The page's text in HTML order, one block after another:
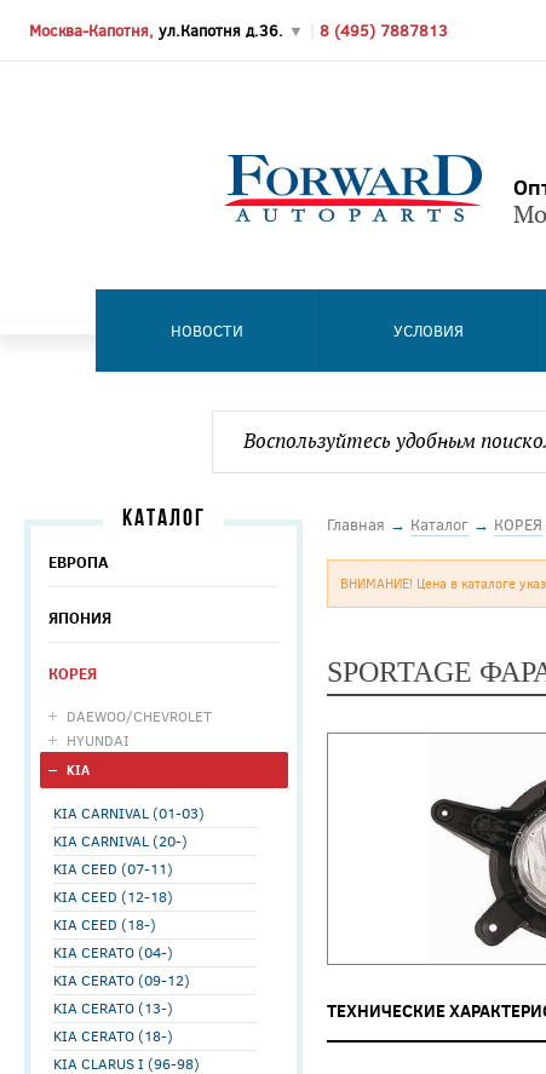
Москва-Капотня, ул.Капотня д.36. ▼ 8 (495) 7887813
НОВОСТИ УСЛОВИЯ
КАТАЛОГ
ЕВРОПА
ЯПОНИЯ
КОРЕЯ
DAEWOO/CHEVROLET
HYUNDAI
KIA
KIA CARNIVAL (01-03)
KIA CARNIVAL (20-)
KIA CEED (07-11)
KIA CEED (12-18)
KIA CEED (18-)
KIA CERATO (04-)
KIA CERATO (09-12)
KIA CERATO (13-)
KIA CERATO (18-)
KIA CLARUS I (96-98)
Главная → Каталог → КОРЕЯ
ВНИМАНИЕ! Цена в каталоге
SPORTAGE
ТЕХНИЧЕСКИЕ